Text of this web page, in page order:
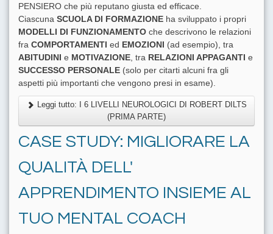
PENSIERO che più reputano giusta ed efficace.
Ciascuna SCUOLA DI FORMAZIONE ha sviluppato i propri
MODELLI DI FUNZIONAMENTO che descrivono le relazioni
fra COMPORTAMENTI ed EMOZIONI (ad esempio), tra
ABITUDINI e MOTIVAZIONE , tra RELAZIONI APPAGANTI e
SUCCESSO PERSONALE (solo per citarti alcuni fra gli
aspetti più importanti che vengono presi in esame).
Leggi tutto: I 6 LIVELLI NEUROLOGICI DI ROBERT DILTS
(PRIMA PARTE)
CASE STUDY: MIGLIORARE LA
QUALITÀ DELL'
APPRENDIMENTO INSIEME AL
TUO MENTAL COACH